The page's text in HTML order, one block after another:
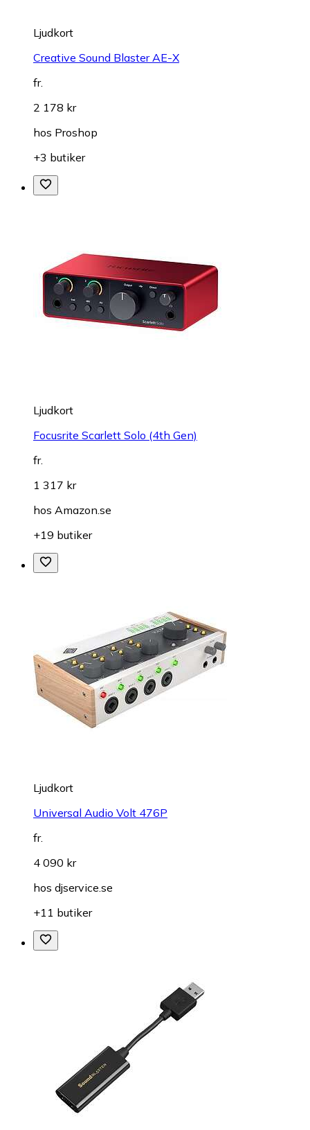
Ljudkort
Creative Sound Blaster AE-X
fr.
2 178 kr
hos Proshop
+3 butiker
Ljudkort
Focusrite Scarlett Solo (4th Gen)
fr.
1 317 kr
hos Amazon.se
+19 butiker
Ljudkort
Universal Audio Volt 476P
fr.
4 090 kr
hos djservice.se
+11 butiker